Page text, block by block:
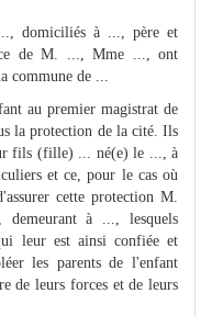
domiciliés à ..., père et
de M. ..., Mme ..., ont
commune de ...
au premier magistrat de
la protection de la cité. Ils
fils (fille) ... né(e) le ..., à
et ce, pour le cas où
cette protection M.
à ..., lesquels
leur est ainsi confiée et
les parents de l'enfant
de leurs forces et de leurs